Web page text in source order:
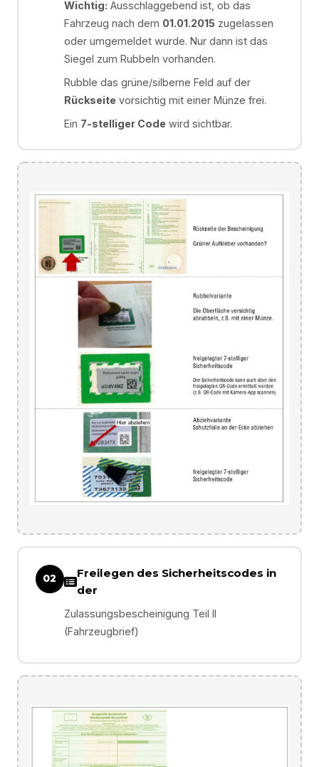
Wichtig: Ausschlaggebend ist, ob das
Fahrzeug nach dem 01.01.2015 zugelassen
oder umgemeldet wurde. Nur dann ist das
Siegel zum Rubbeln vorhanden.
Rubble das grüne/silberne Feld auf der
Rückseite vorsichtig mit einer Münze frei.
Ein 7-stelliger Code wird sichtbar.
02
Freilegen des Sicherheitscodes in
der
Zulassungsbescheinigung Teil II
(Fahrzeugbrief)